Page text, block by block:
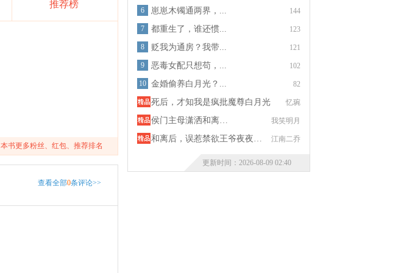
推荐榜
本书更多粉丝、红包、推荐排名
查看全部0条评论>>
144
6 崽崽木镯通两界，...
123
7 都重生了，谁还惯...
121
8 贬我为通房？我带...
102
9 恶毒女配只想苟，...
82
10 金婚偷养白月光？...
忆琬
死后，才知我是疯批魔尊白月光
我笑明月
侯门主母潇洒和离…
江南二乔
和离后，误惹禁欲王爷夜夜…
更新时间：2026-08-09 02:40